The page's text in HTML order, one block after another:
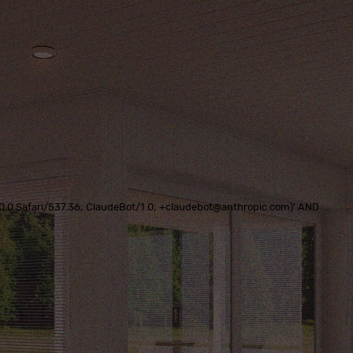
Safari/537.36; ClaudeBot/1.0; +claudebot@anthropic.com)' AND